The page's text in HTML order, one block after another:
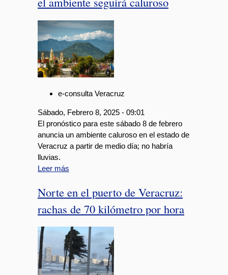
e-consulta Veracruz
Sábado, Febrero 8, 2025 - 09:01
El pronóstico para este sábado 8 de febrero
anuncia un ambiente caluroso en el estado de
Veracruz a partir de medio día; no habría
lluvias.
Leer más
Norte en el puerto de Veracruz:
rachas de 70 kilómetro por hora